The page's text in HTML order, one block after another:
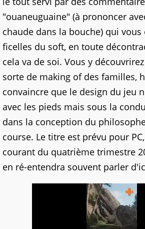
"ouaneuguaine" (à prononcer
chaude dans la bouche) qui
ficelles du soft, en toute
cela va de soi. Vous y
sorte de making of des familles,
convaincre que le design du jeu
avec les pieds mais sous la
dans la conception du
course. Le titre est prévu pour
courant du quatrième trimestre
en ré-entendra souvent parler